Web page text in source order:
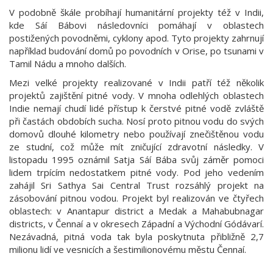
V podobně škále probíhají humanitární projekty též v Indii,
kde Sáí Bábovi následovníci pomáhají v oblastech
postižených povodněmi, cyklony apod. Tyto projekty zahrnují
například budování domů po povodních v Orise, po tsunami v
Tamil Nádu a mnoho dalších.
Mezi velké projekty realizované v Indii patří též několik
projektů zajištění pitné vody. V mnoha odlehlých oblastech
Indie nemají chudí lidé přístup k čerstvé pitné vodě zvláště
při častách obdobích sucha. Nosí proto pitnou vodu do svých
domovů dlouhé kilometry nebo používají znečištěnou vodu
ze studní, což může mít zničující zdravotní následky. V
listopadu 1995 oznámil Satja Sáí Bába svůj záměr pomoci
lidem trpícím nedostatkem pitné vody. Pod jeho vedením
zahájil Sri Sathya Sai Central Trust rozsáhlý projekt na
zásobování pitnou vodou. Projekt byl realizován ve čtyřech
oblastech: v Anantapur district a Medak a Mahabubnagar
districts, v Čennaí a v okresech Západní a Východní Gódávarí.
Nezávadná, pitná voda tak byla poskytnuta přibližně 2,7
milionu lidí ve vesnicích a šestimilionovému městu Čennaí.